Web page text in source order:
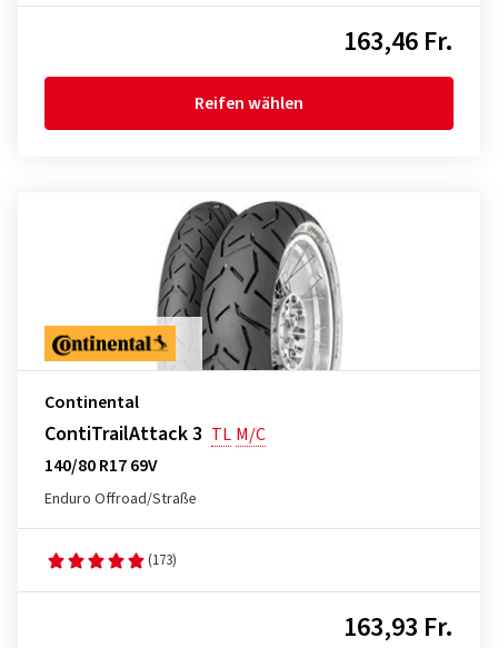
163,46 Fr.
Reifen wählen
Continental
ContiTrailAttack 3 TL M/C
140/80 R17 69V
Enduro Offroad/Straße
(173)
163,93 Fr.